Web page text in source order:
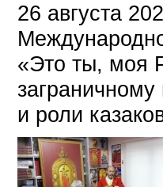
26 августа
«Это ты, моя
и роли